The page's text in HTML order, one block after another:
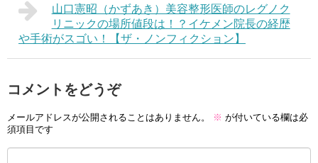
山口憲昭（かずあき）美容整形医師のレグノク
リニックの場所値段は！？イケメン院長の経歴
や手術がスゴい！【ザ・ノンフィクション】
コメントをどうぞ
メールアドレスが公開されることはありません。 ※ が付いている欄は必
須項目です